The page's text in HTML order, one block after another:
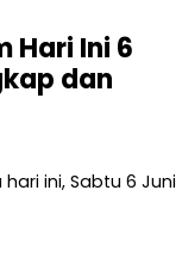
Hari Ini 6
dan
ini, Sabtu 6 Juni